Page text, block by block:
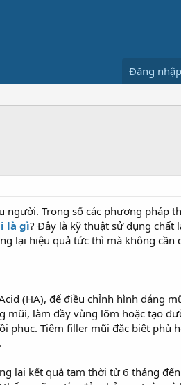
Đăng nhập
Trong số các phương pháp
là gì? Đây là kỹ thuật sử dụng chất
lại hiệu quả tức thì mà không cần
(HA), để điều chỉnh hình dáng
mũi, làm đầy vùng lõm hoặc tạo
phục. Tiêm filler mũi đặc biệt phù
lại kết quả tạm thời từ 6 tháng